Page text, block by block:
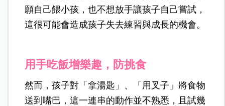
願自己餵小孩，也不想放手讓孩子自己嘗試，
這很可能會造成孩子失去練習與成長的機會。
用手吃飯增樂趣，防挑食
然而，孩子對「拿湯匙」、「用叉子」將食物
送到嘴巴，這一連串的動作並不熟悉，且試幾